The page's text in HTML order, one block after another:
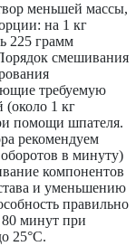
меньшей массы,
на 1 кг
225 грамм
смешивания
требуемую
1 кг
помощи шпателя.
рекомендуем
в минуту)
компонентов
и уменьшению
правильно
80 минут при
25°С.